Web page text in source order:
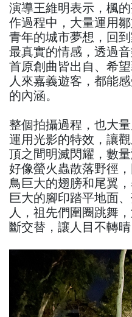
演導王維明表示，楓
作過程中，大量運用
青年的城市夢想，回
最真實的情感，透過
首原創曲皆出自、希
人來嘉義遊客，都能
的內涵。
整個拍攝過程，也大
運用光影的特效，讓
頂之間明滅閃耀，數
好像螢火蟲散落野徑
鳥巨大的翅膀和尾翼
巨大的腳印踏平地面
人，祖先們圍圈跳舞
斷交替，讓人目不轉晴